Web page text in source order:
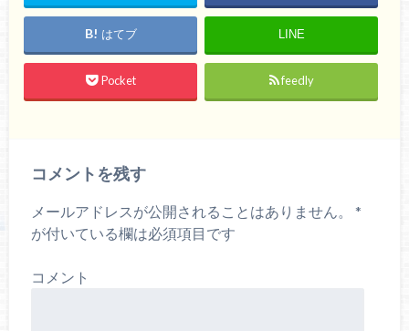
はてブ LINE
Pocket feedly
コメントを残す
メールアドレスが公開されることはありません。
*
が付いている欄は必須項目です
コメント